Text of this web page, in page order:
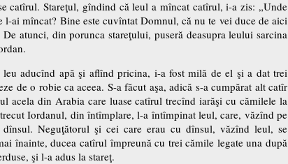
catîrul. Stareţul, gîndind că leul a mîncat catîrul, i-a zis: „Unde
ai mîncat? Bine este cuvîntat Domnul, că nu te vei duce de aici
atunci, din porunca stareţului, puseră deasupra leului sarcina
aducînd apă şi aflînd pricina, i-a fost milă de el şi a dat trei
de o robie ca aceea. S-a făcut aşa, adică s-a cumpărat alt catîr
acela din Arabia care luase catîrul trecînd iarăşi cu cămilele la
Iordanul, din întîmplare, l-a întîmpinat leul, care, văzînd pe
Neguţătorul şi cei care erau cu dînsul, văzînd leul, se
înainte, ducea catîrul împreună cu trei cămile legate una după
şi l-a adus la stareţ.